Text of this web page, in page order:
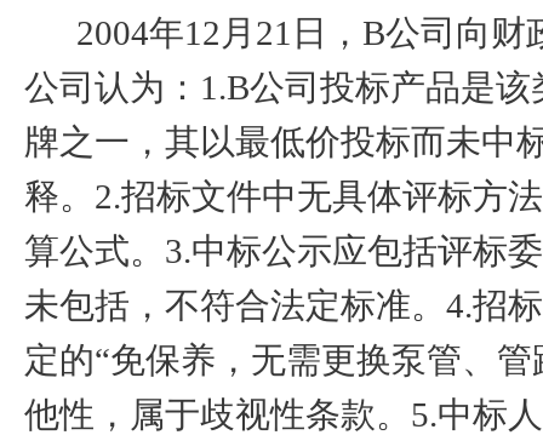
2004年12 月 21 日， B公司向财
公司认为： 1.B公司投标产品是
牌之一，其以最低价投标而未中
释。 2.招标文件中无具体评标方
算公式。 3.中标公示应包括评标
未包括，不符合法定标准。 4.招
定的“免保养，无需更换泵管、
他性，属于歧视性条款。 5.中标